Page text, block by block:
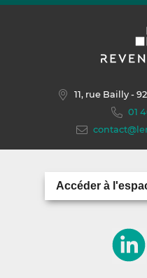
11, rue Bailly-
01
Accéder à